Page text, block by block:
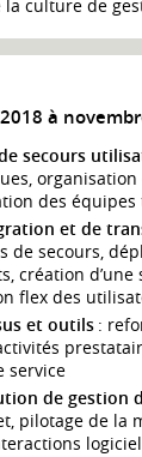
culture de
à
secours
des équipes
et de
de secours,
création
flex des
et outils:
service
de
pilotage de la